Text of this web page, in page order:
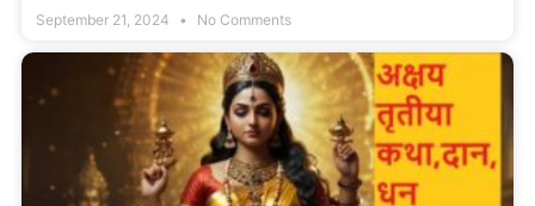
September 21, 2024 No Comments